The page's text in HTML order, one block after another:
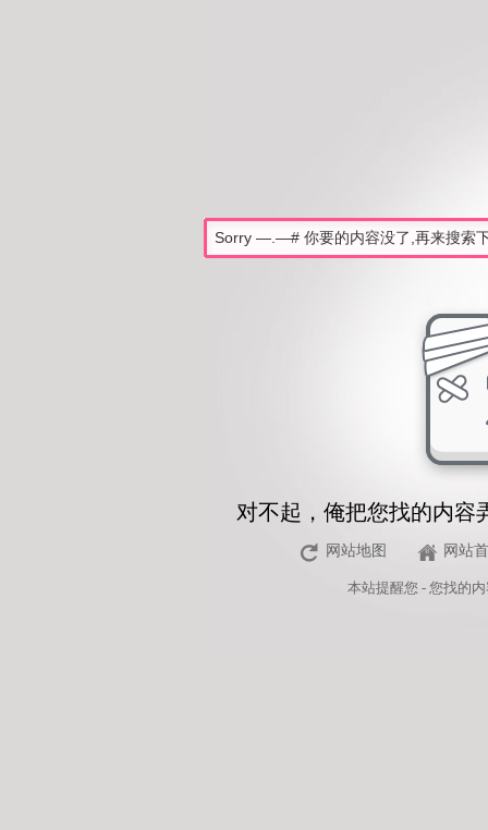
对不起，俺把您找的内容
网站地图 网站
本站提醒您 - 您找的